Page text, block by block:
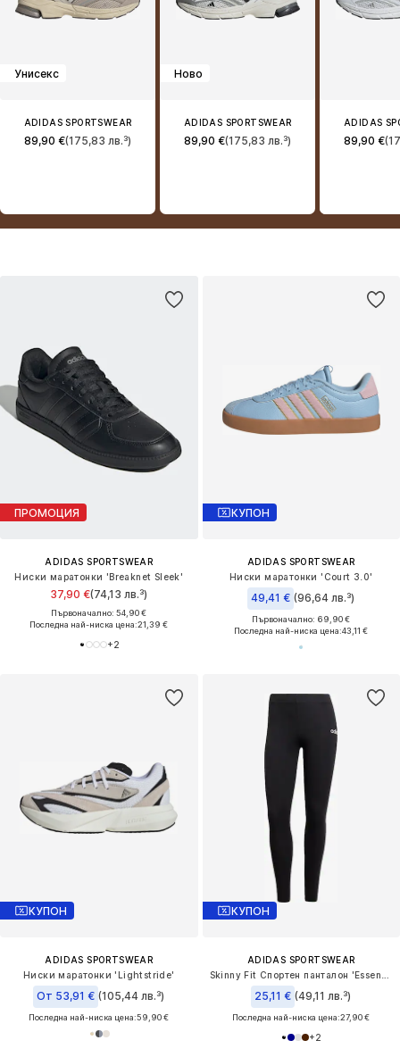
ПРОМОЦИЯ
ADIDAS SPORTSWEAR
Ниски маратонки 'Breaknet Sleek'
37,90 €(74,13 лв.³)
Първоначално: 54,90 €
Последна най-ниска цена:21,39 €
+2
КУПОН
ADIDAS SPORTSWEAR
Ниски маратонки 'Court 3.0'
49,41 € (96,64 лв.³)
Първоначално: 69,90 €
Последна най-ниска цена:43,11 €
Унисекс
ADIDAS SPORTSWEAR
89,90 €(175,83 лв.³)
Ново
ADIDAS SPORTSWEAR
89,90 €(175,83 лв.³)
ADIDAS
89,90 €
КУПОН
ADIDAS SPORTSWEAR
Ниски маратонки 'Lightstride'
От 53,91 € (105,44 лв.³)
Последна най-ниска цена:59,90 €
КУПОН
ADIDAS SPORTSWEAR
25,11 € (49,11 лв.³)
Последна най-ниска цена:27,90 €
+2